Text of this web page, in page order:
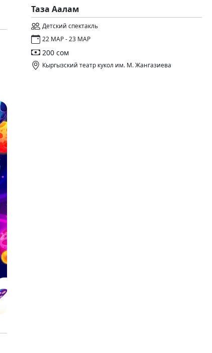
Таза Аалам
Детский спектакль
22 МАР - 23 МАР
200 сом
Кыргызский театр кукол им. М. Жангазиева